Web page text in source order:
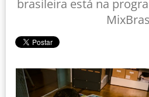
brasileira está na